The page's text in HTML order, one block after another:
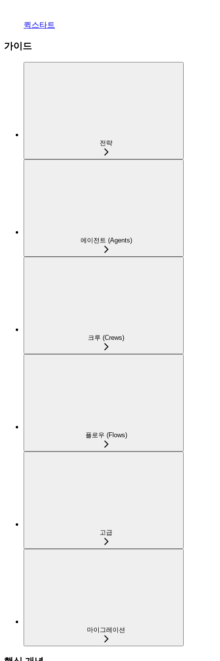
퀵스타트
가이드
전략
에이전트 (Agents)
크루 (Crews)
플로우 (Flows)
고급
마이그레이션